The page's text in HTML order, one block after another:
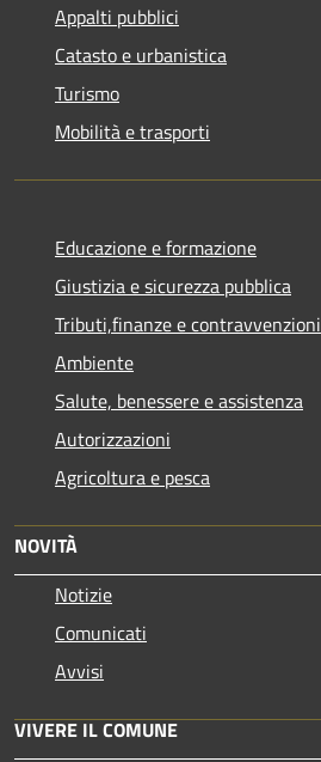
Appalti pubblici
Catasto e urbanistica
Turismo
Mobilità e trasporti
Educazione e formazione
Giustizia e sicurezza pubblica
Tributi,finanze e contravvenzioni
Ambiente
Salute, benessere e assistenza
Autorizzazioni
Agricoltura e pesca
NOVITÀ
Notizie
Comunicati
Avvisi
VIVERE IL COMUNE